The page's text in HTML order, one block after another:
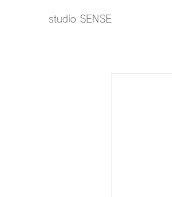
studio SENSE